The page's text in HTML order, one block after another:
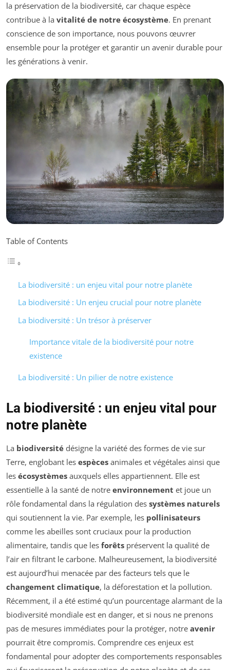
la préservation de la biodiversité, car chaque espèce
contribue à la vitalité de notre écosystème. En prenant
conscience de son importance, nous pouvons œuvrer
ensemble pour la protéger et garantir un avenir durable pour
les générations à venir.
Table of Contents
La biodiversité : un enjeu vital pour notre planète
La biodiversité : Un enjeu crucial pour notre planète
La biodiversité : Un trésor à préserver
Importance vitale de la biodiversité pour notre
existence
La biodiversité : Un pilier de notre existence
La biodiversité : un enjeu vital pour
notre planète
La biodiversité désigne la variété des formes de vie sur
Terre, englobant les espèces animales et végétales ainsi que
les écosystèmes auxquels elles appartiennent. Elle est
essentielle à la santé de notre environnement et joue un
rôle fondamental dans la régulation des systèmes naturels
qui soutiennent la vie. Par exemple, les pollinisateurs
comme les abeilles sont cruciaux pour la production
alimentaire, tandis que les forêts préservent la qualité de
l’air en filtrant le carbone. Malheureusement, la biodiversité
est aujourd’hui menacée par des facteurs tels que le
changement climatique, la déforestation et la pollution.
Récemment, il a été estimé qu’un pourcentage alarmant de la
biodiversité mondiale est en danger, et si nous ne prenons
pas de mesures immédiates pour la protéger, notre avenir
pourrait être compromis. Comprendre ces enjeux est
fondamental pour adopter des comportements responsables